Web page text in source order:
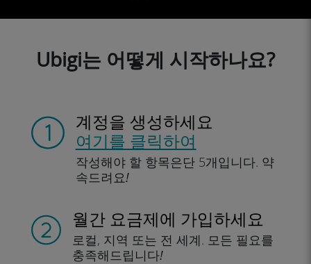
Ubigi는 어떻게 시작하나요?
계정을 생성하세요
여기를 클릭하여
작성해야 할 항목은단 5개입니다. 약
속드려요!
월간 요금제에 가입하세요
로컬, 지역 또는 전 세계. 모든 필요를
충족해드립니다!